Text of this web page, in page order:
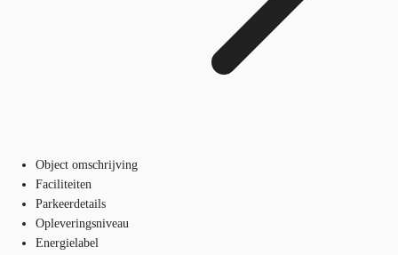
Object omschrijving
Faciliteiten
Parkeerdetails
Opleveringsniveau
Energielabel